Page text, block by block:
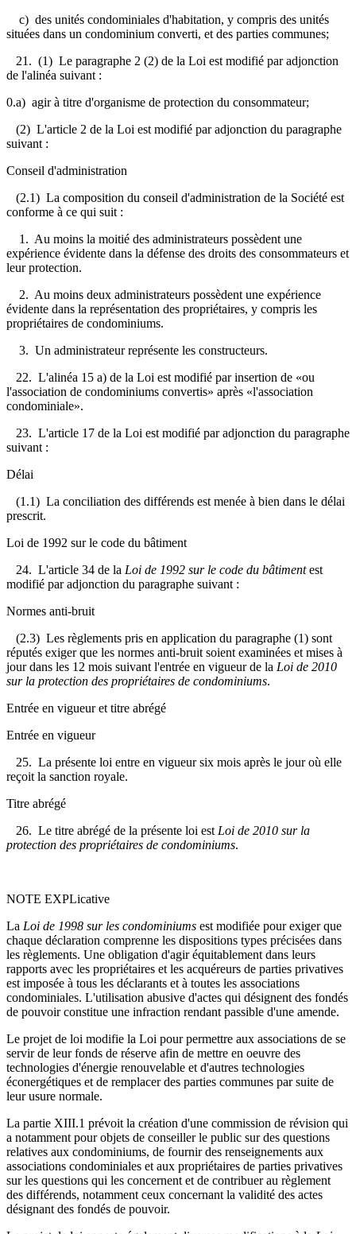
c) des unités condominiales d'habitation, y compris des unités
situées dans un condominium converti, et des parties communes;
21. (1) Le paragraphe 2 (2) de la Loi est modifié par adjonction
de l'alinéa suivant :
0.a) agir à titre d'organisme de protection du consommateur;
(2) L'article 2 de la Loi est modifié par adjonction du paragraphe
suivant :
Conseil d'administration
(2.1) La composition du conseil d'administration de la Société est
conforme à ce qui suit :
1. Au moins la moitié des administrateurs possèdent une
expérience évidente dans la défense des droits des consommateurs et
leur protection.
2. Au moins deux administrateurs possèdent une expérience
évidente dans la représentation des propriétaires, y compris les
propriétaires de condominiums.
3. Un administrateur représente les constructeurs.
22. L'alinéa 15 a) de la Loi est modifié par insertion de «ou
l'association de condominiums convertis» après «l'association
condominiale».
23. L'article 17 de la Loi est modifié par adjonction du paragraphe
suivant :
Délai
(1.1) La conciliation des différends est menée à bien dans le délai
prescrit.
Loi de 1992 sur le code du bâtiment
24. L'article 34 de la Loi de 1992 sur le code du bâtimentest
modifié par adjonction du paragraphe suivant :
Normes anti-bruit
(2.3) Les règlements pris en application du paragraphe (1) sont
réputés exiger que les normes anti-bruit soient examinées et mises à
jour dans les 12 mois suivant l'entrée en vigueur de la Loi de 2010
sur la protection des propriétaires de condominiums.
Entrée en vigueur et titre abrégé
Entrée en vigueur
25. La présente loi entre en vigueur six mois après le jour où elle
reçoit la sanction royale.
Titre abrégé
26. Le titre abrégé de la présente loi est Loi de 2010 sur la
protection des propriétaires de condominiums.
NOTE EXPLicative
La Loi de 1998 sur les condominiums est modifiée pour exiger que
chaque déclaration comprenne les dispositions types précisées dans
les règlements. Une obligation d'agir équitablement dans leurs
rapports avec les propriétaires et les acquéreurs de parties privatives
est imposée à tous les déclarants et à toutes les associations
condominiales. L'utilisation abusive d'actes qui désignent des fondés
de pouvoir constitue une infraction rendant passible d'une amende.
Le projet de loi modifie la Loi pour permettre aux associations de se
servir de leur fonds de réserve afin de mettre en oeuvre des
technologies d'énergie renouvelable et d'autres technologies
éconergétiques et de remplacer des parties communes par suite de
leur usure normale.
La partie XIII.1 prévoit la création d'une commission de révision qui
a notamment pour objets de conseiller le public sur des questions
relatives aux condominiums, de fournir des renseignements aux
associations condominiales et aux propriétaires de parties privatives
sur les questions qui les concernent et de contribuer au règlement
des différends, notamment ceux concernant la validité des actes
désignant des fondés de pouvoir.